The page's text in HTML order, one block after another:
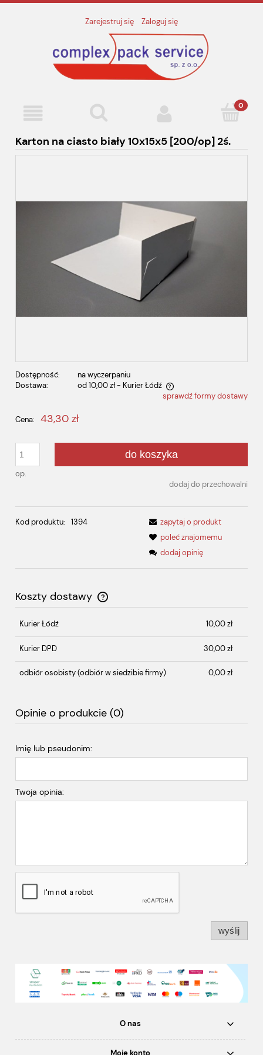
Zarejestruj się Zaloguj się
Karton na ciasto biały 10x15x5 [200/op] 2ś.
Dostępność:
na wyczerpaniu
Dostawa:
od 10,00 zł - Kurier Łódź
Cena nie zawiera ewentualnych kosztów płatnościsprawdź formy dostawy
Cena: 43,30 zł
op.
do koszyka
dodaj do przechowalni
Kod produktu: 1394
zapytaj o produkt
poleć znajomemu
dodaj opinię
Koszty dostawy
Cena nie zawiera ewentualnych kosztów płatności
Kurier Łódź 10,00 zł
Kurier DPD 30,00 zł
odbiór osobisty(odbiór w siedzibie firmy) 0,00 zł
Opinie o produkcie (0)
Imię lub pseudonim:
Twoja opinia:
wyślij
O nas